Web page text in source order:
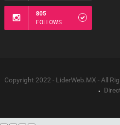
805
FOLLOWS
Copyright 2022 - LiderWeb.MX - All